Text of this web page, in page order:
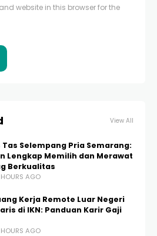
website in this browser for the
View All
Tas Selempang Pria Semarang:
Lengkap Memilih dan Merawat
Berkualitas
AGO
Kerja Remote Luar Negeri
di IKN: Panduan Karir Gaji
AGO